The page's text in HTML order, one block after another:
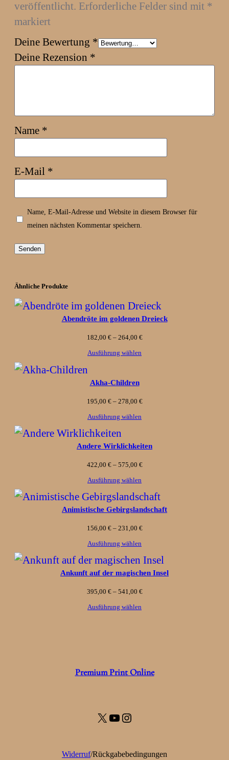
veröffentlicht. Erforderliche Felder sind mit *
markiert
Deine Bewertung *
Deine Rezension *
Name *
E-Mail *
Name, E-Mail-Adresse und Website in diesem Browser für
meinen nächsten Kommentar speichern.
Ähnliche Produkte
Abendröte im goldenen Dreieck
182,00 € – 264,00 €Preisspanne:
Ausführung wählen
Akha-Children
195,00 € – 278,00 €Preisspanne:
278,00 €
Ausführung wählen
Andere Wirklichkeiten
422,00 € – 575,00 €Preisspanne:
bis
575,00 €
Ausführung wählen
Animistische Gebirgslandschaft
156,00 € – 231,00 €Preisspanne:
bis
231,00 €
Ausführung wählen
Ankunft auf der magischen Insel
395,00 € – 541,00 €Preisspanne:
Ausführung wählen
Premium Print Online
X YouTube Instagram
Widerruf/Rückgabebedingungen